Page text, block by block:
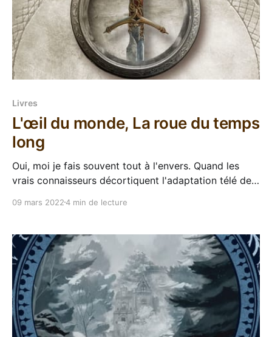
Livres
L'œil du monde, La roue du temps
long
Oui, moi je fais souvent tout à l'envers. Quand les
vrais connaisseurs décortiquent l'adaptation télé de
qui est pas comme dans les livres ("et ça je le voyais
09 mars 20224 min de lecture